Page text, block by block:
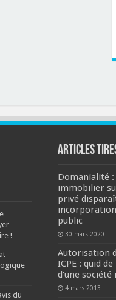
!
du
ARTICLES
Domanialité
immobilier
privé
public
30 mars 2020
Autorisation
ICPE : quid
d’une
4 mars 2013